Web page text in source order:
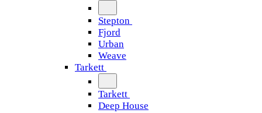
Stepton
Fjord
Urban
Weave
Tarkett
Tarkett
Deep House